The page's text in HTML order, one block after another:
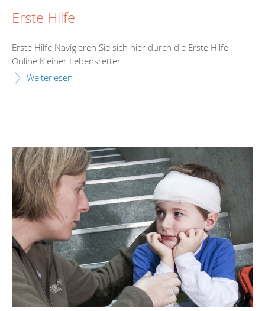
Erste Hilfe
Erste Hilfe Navigieren Sie sich hier durch die Erste Hilfe
Online Kleiner Lebensretter
Weiterlesen